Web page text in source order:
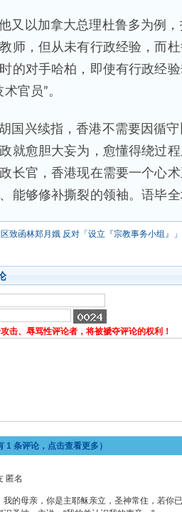
又以加拿大总理杜鲁多为例
师，但从未有行政经验，而
的对手哈柏，即使有行政经
术官员”。
国兴续指，香港不需要因循
就愈胆大妄为，愈懂得绕过
长官，香港现在需要一个心
能够修补撕裂的领袖。语毕全
致函林郑月娥 反对「设立『宗教事务小组』」
击、辱骂性评论者，将被褫夺评论的权利！
1 条评论，点击查看更多）
匿名
我的母亲，你是主耶稣亲立，圣神常住，若你